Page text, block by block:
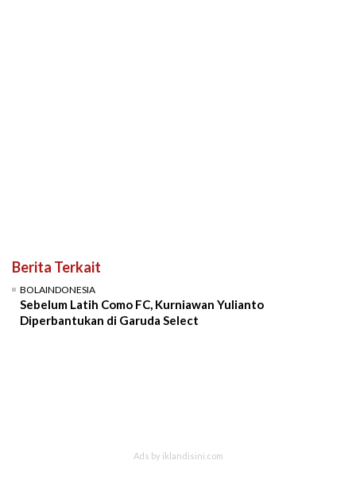
Berita Terkait
BOLAINDONESIA
Sebelum Latih Como FC, Kurniawan Yulianto
Diperbantukan di Garuda Select